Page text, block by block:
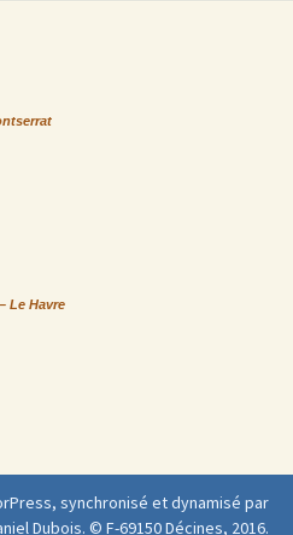
Le Havre
synchronisé et dynamisé par
Dubois. © F-69150 Décines, 2016.